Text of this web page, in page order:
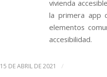
vivienda
la primera app
elementos
accesibilidad.
15 DE ABRIL DE 2021 /